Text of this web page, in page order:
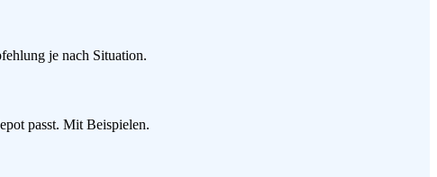
je nach Situation.
passt. Mit Beispielen.